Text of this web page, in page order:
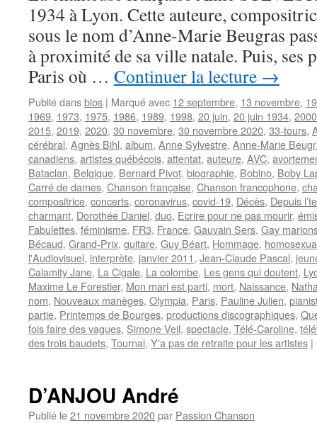
1934 à Lyon. Cette auteure,
sous le nom d’Anne-Marie Beugras
à proximité de sa ville natale. Puis, ses
Paris où … Continuer la lecture →
Publié dansbios | Marqué avec 12 septembre, 13 novembre,
1969, 1973, 1975, 1986, 1989, 1998, 20 juin, 20 juin 1934, 2000
2015, 2019, 2020, 30 novembre, 30 novembre 2020, 33-tours,
cérébral, Agnès Bihl, album, Anne Sylvestre, Anne-Marie
canadiens, artistes québécois, attentat, auteure, AVC,
Bataclan, Belgique, Bernard Pivot, biographie, Bobino, Boby
Carré de dames, Chanson française, Chanson francophone,
compositrice, concerts, coronavirus, covid-19, Décès, Depuis
charmant, Dorothée Daniel, duo, Ecrire pour ne pas mourir,
Fabulettes, féminisme, FR3, France, Gauvain Sers, Gay
Bécaud, Grand-Prix, guitare, Guy Béart, Hommage,
l'Audiovisuel, interprète, janvier 2011, Jean-Claude Pascal,
Calamity Jane, La Cigale, La colombe, Les gens qui doutent,
Maxime Le Forestier, Mon mari est parti, mort, Naissance,
nom, Nouveaux manèges, Olympia, Paris, Pauline Julien,
partie, Printemps de Bourges, productions discographiques,
fois faire des vagues, Simone Veil, spectacle, Télé-Caroline,
des trois baudets, Tournai, Y'a pas de retraite pour les artistes |
D’ANJOU André
Publié le21 novembre 2020par Passion Chanson